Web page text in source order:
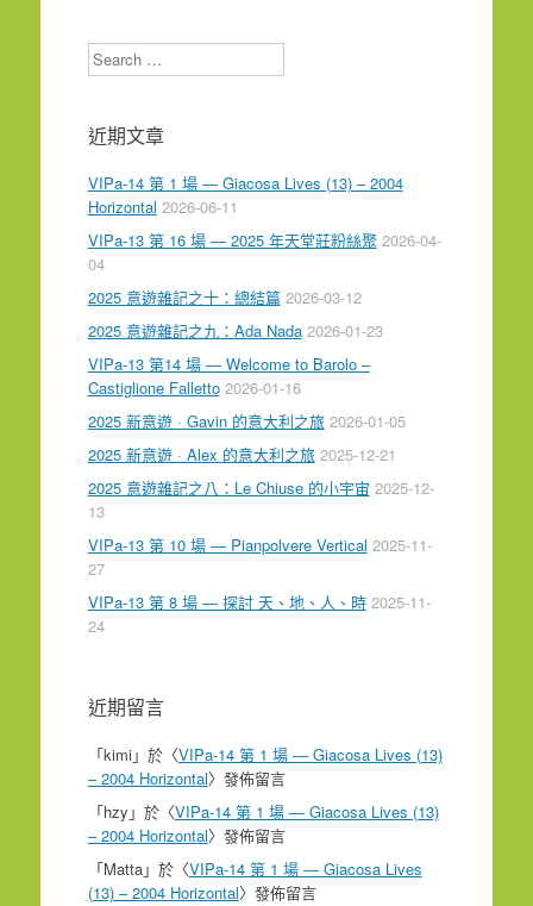
Search
近期文章
VIPa-14 第 1 場 — Giacosa Lives (13) – 2004
Horizontal 2026-06-11
VIPa-13 第 16 場 — 2025 年天堂莊粉絲聚 2026-04-
04
2025 意遊雜記之十：總結篇 2026-03-12
2025 意遊雜記之九：Ada Nada 2026-01-23
VIPa-13 第14 場 — Welcome to Barolo –
Castiglione Falletto 2026-01-16
2025 新意遊 · Gavin 的意大利之旅 2026-01-05
2025 新意遊 · Alex 的意大利之旅 2025-12-21
2025 意遊雜記之八：Le Chiuse 的小宇宙 2025-12-
13
VIPa-13 第 10 場 — Pianpolvere Vertical 2025-11-
27
VIPa-13 第 8 場 — 探討 天、地、人、時 2025-11-
24
近期留言
「kimi 」於〈VIPa-14 第 1 場 — Giacosa Lives (13)
– 2004 Horizontal〉發佈留言
「hzy 」於〈VIPa-14 第 1 場 — Giacosa Lives (13)
– 2004 Horizontal〉發佈留言
「Matta」於〈VIPa-14 第 1 場 — Giacosa Lives
(13) – 2004 Horizontal〉發佈留言